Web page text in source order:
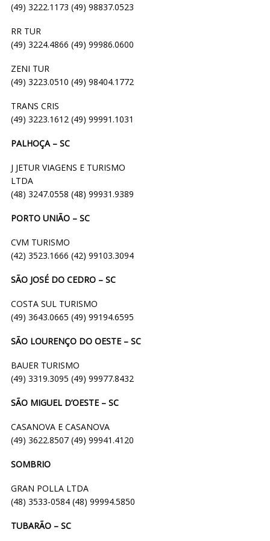
(49) 3222.1173 (49) 98837.0523
RR TUR
(49) 3224.4866 (49) 99986.0600
ZENI TUR
(49) 3223.0510 (49) 98404.1772
TRANS CRIS
(49) 3223.1612 (49) 99991.1031
PALHOÇA – SC
J JETUR VIAGENS E TURISMO
LTDA
(48) 3247.0558 (48) 99931.9389
PORTO UNIÃO – SC
CVM TURISMO
(42) 3523.1666 (42) 99103.3094
SÃO JOSÉ DO CEDRO – SC
COSTA SUL TURISMO
(49) 3643.0665 (49) 99194.6595
SÃO LOURENÇO DO OESTE – SC
BAUER TURISMO
(49) 3319.3095 (49) 99977.8432
SÃO MIGUEL D’OESTE – SC
CASANOVA E CASANOVA
(49) 3622.8507 (49) 99941.4120
SOMBRIO
GRAN POLLA LTDA
(48) 3533-0584 (48) 99994.5850
TUBARÃO – SC